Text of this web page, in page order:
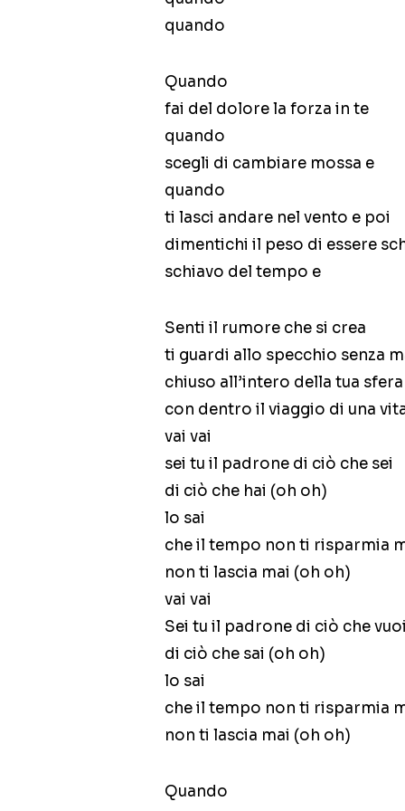
quando
Quando
fai del dolore la forza in te
quando
scegli di cambiare mossa e
quando
ti lasci andare nel vento e poi
dimentichi il peso di essere
schiavo del tempo e
Senti il rumore che si crea
ti guardi allo specchio senza
chiuso all’intero della tua sfera
con dentro il viaggio di una
vai vai
sei tu il padrone di ciò che sei
di ciò che hai (oh oh)
lo sai
che il tempo non ti risparmia
non ti lascia mai (oh oh)
vai vai
Sei tu il padrone di ciò che vuoi
di ciò che sai (oh oh)
lo sai
che il tempo non ti risparmia
non ti lascia mai (oh oh)
Quando